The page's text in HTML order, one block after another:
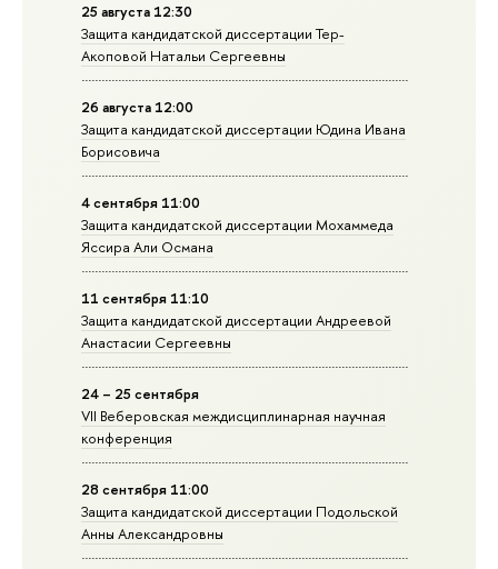
25 августа 12:30
Защита кандидатской диссертации Тер-
Акоповой Натальи Сергеевны
26 августа 12:00
Защита кандидатской диссертации Юдина Ивана
Борисовича
4 сентября 11:00
Защита кандидатской диссертации Мохаммеда
Яссира Али Османа
11 сентября 11:10
Защита кандидатской диссертации Андреевой
Анастасии Сергеевны
24 – 25 сентября
VII Веберовская междисциплинарная научная
конференция
28 сентября 11:00
Защита кандидатской диссертации Подольской
Анны Александровны